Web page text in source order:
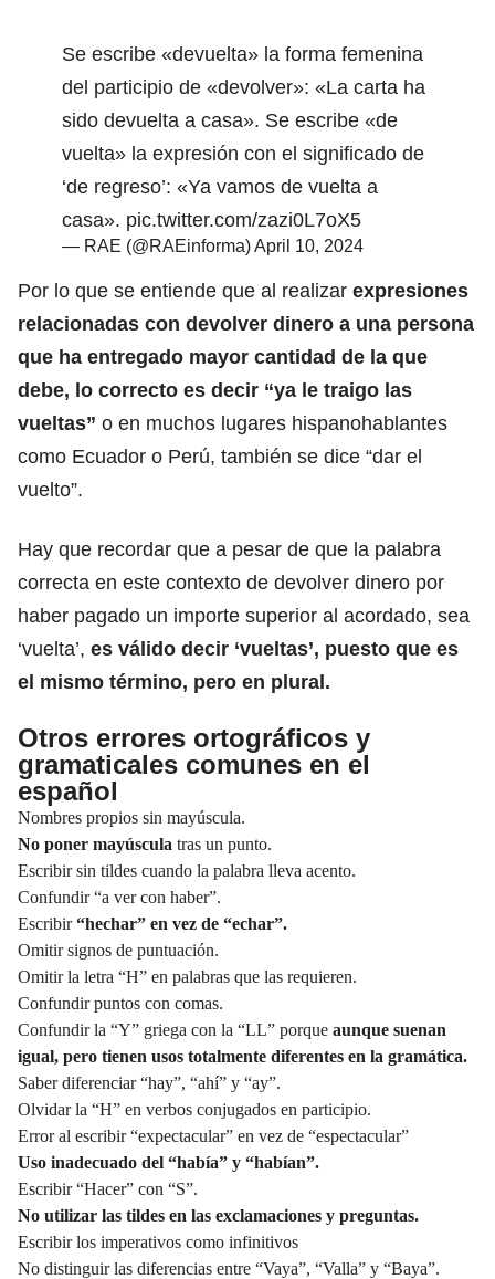
Se escribe «devuelta» la forma femenina
del participio de «devolver»: «La carta ha
sido devuelta a casa». Se escribe «de
vuelta» la expresión con el significado de
‘de regreso’: «Ya vamos de vuelta a
casa». pic.twitter.com/zazi0L7oX5
— RAE (@RAEinforma)April 10, 2024
Por lo que se entiende que al realizar expresiones
relacionadas con devolver dinero a una persona
que ha entregado mayor cantidad de la que
debe, lo correcto es decir “ya le traigo las
vueltas” o en muchos lugares hispanohablantes
como Ecuador o Perú, también se dice “dar el
vuelto”.
Hay que recordar que a pesar de que la palabra
correcta en este contexto de devolver dinero por
haber pagado un importe superior al acordado, sea
‘vuelta’, es válido decir ‘vueltas’, puesto que es
el mismo término, pero en plural.
Otros errores ortográficos y
gramaticales comunes en el
español
Nombres propios sin mayúscula.
No poner mayúscula tras un punto.
Escribir sin tildes cuando la palabra lleva acento.
Confundir “a ver con haber”.
Escribir“hechar” en vez de “echar”.
Omitir signos de puntuación.
Omitir la letra “H” en palabras que las requieren.
Confundir puntos con comas.
Confundir la “Y” griega con la “LL” porque aunque suenan
igual, pero tienen usos totalmente diferentes en la gramática.
Saber diferenciar “hay”, “ahí” y “ay”.
Olvidar la “H” en verbos conjugados en participio.
Error al escribir “expectacular” en vez de “espectacular”
Uso inadecuado del “había” y “habían”.
Escribir “Hacer” con “S”.
No utilizar las tildes en las exclamaciones y preguntas.
Escribir los imperativos como infinitivos
No distinguir las diferencias entre “Vaya”, “Valla” y “Baya”.